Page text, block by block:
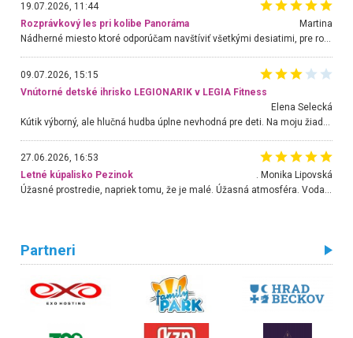
19.07.2026, 11:44
Rozprávkový les pri kolibe Panoráma
Martina
Nádherné miesto ktoré odporúčam navštíviť všetkými desiatimi, pre rodiny s deťmi, dôchodcom... Proste a jednoducho ozaj rozprávkový les.. určite ešte prídeme. Odniesli sme si na pamiatku krásne tričká,
09.07.2026, 15:15
Vnútorné detské ihrisko LEGIONARIK v LEGIA Fitness
Elena Selecká
27.06.2026, 16:53
Letné kúpalisko Pezinok
. Monika Lipovská
Úžasné prostredie, napriek tomu, že je malé. Úžasná atmosféra. Voda fantastická a nádherná. Ľudí je pomerne veľa, ale su mili a ohľaduplní. Je veľmi zaujímavé sledovať, ako dokážu spolu športovať cudzí ľudia a bez ohľadu na vek. Vládne tu pohoda. Vnuka neviem dostať z vody. Ďakujem za krásny deň . Urcite sa sem vrátim. Jediný problém je s parkovaním, ale aj ten sa mi podarilo vyriešiť. Monika Bratislava
Partneri